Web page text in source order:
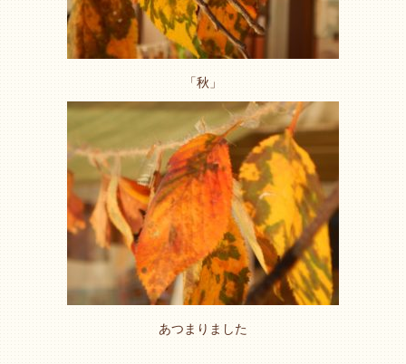
「秋」
あつまりました